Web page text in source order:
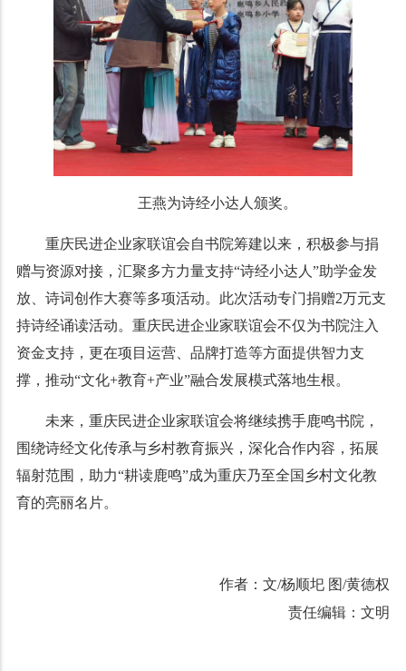
王燕为诗经小达人颁奖。
重庆民进企业家联谊会自书院筹建以来，积极参与捐
赠与资源对接，汇聚多方力量支持“诗经小达人”助学金发
放、诗词创作大赛等多项活动。此次活动专门捐赠2万元支
持诗经诵读活动。重庆民进企业家联谊会不仅为书院注入
资金支持，更在项目运营、品牌打造等方面提供智力支
撑，推动“文化+教育+产业”融合发展模式落地生根。
未来，重庆民进企业家联谊会将继续携手鹿鸣书院，
围绕诗经文化传承与乡村教育振兴，深化合作内容，拓展
辐射范围，助力“耕读鹿鸣”成为重庆乃至全国乡村文化教
育的亮丽名片。
作者：文/杨顺圯 图/黄德权
责任编辑：文明